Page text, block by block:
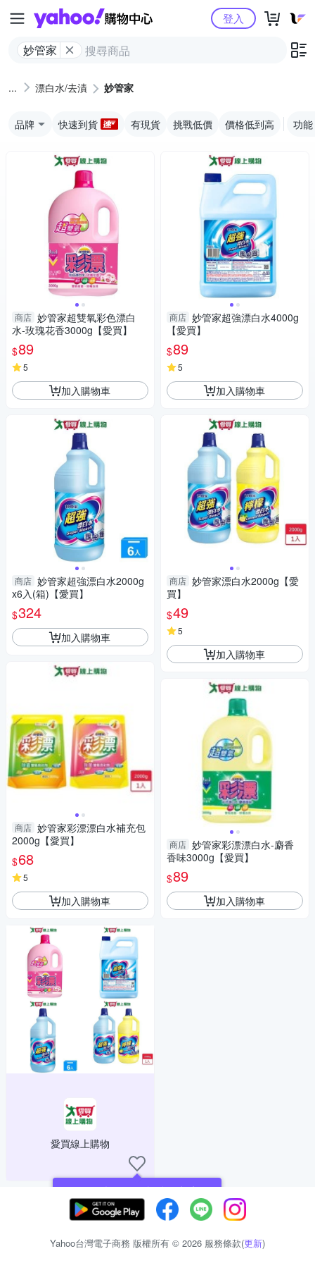
Yahoo購物中心
妙管家
登入
漂白水/去漬 妙管家
品牌 快速到貨 有現貨 挑戰低價 價格低到高 功能
商店 妙管家超雙氧彩色漂白
水-玫瑰花香3000g【愛買】
$89
5
加入購物車
商店 妙管家超強漂白水2000g
x6入(箱)【愛買】
$324
加入購物車
商店 妙管家彩漂漂白水補充包
2000g【愛買】
$68
5
加入購物車
愛買線上購物
現在可以追蹤你喜愛的商店！
商店 妙管家超強漂白水4000g
【愛買】
$89
5
加入購物車
商店 妙管家漂白水2000g【愛
買】
$49
5
加入購物車
商店 妙管家彩漂漂白水-麝香
香味3000g【愛買】
$89
加入購物車
Yahoo台灣電子商務 版權所有 © 2026 服務條款(更新)